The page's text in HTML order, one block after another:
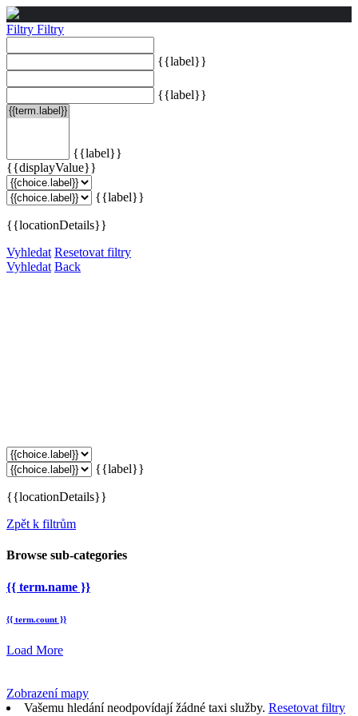
Filtry Filtry
{{label}}
{{label}}
{{label}}
{{displayValue}}
{{label}}
{{locationDetails}}
Vyhledat Resetovat filtry
Vyhledat Back
{{label}}
{{locationDetails}}
Zpět k filtrům
Browse sub-categories
{{ term.name }}
{{ term.count }}
Load More
Zobrazení mapy
Vašemu hledání neodpovídají žádné taxi služby. Resetovat filtry